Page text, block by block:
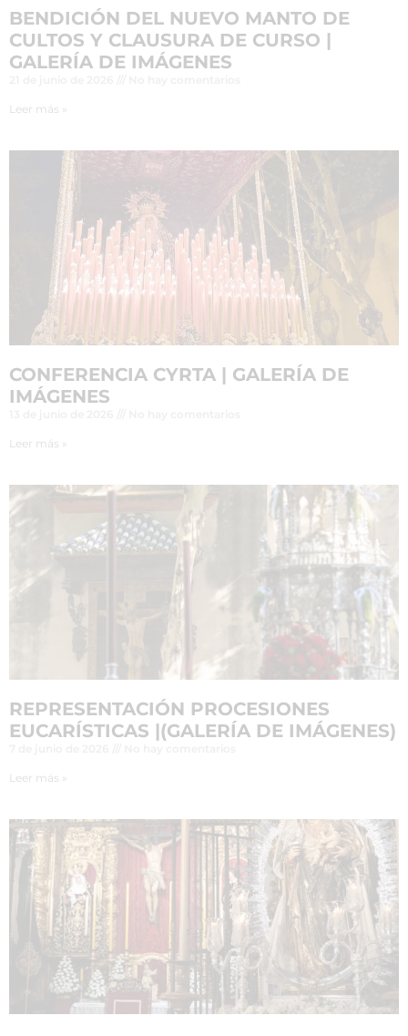
BENDICIÓN DEL NUEVO MANTO DE
CULTOS Y CLAUSURA DE CURSO |
GALERÍA DE IMÁGENES
Leer más »
CONFERENCIA CYRTA | GALERÍA DE
IMÁGENES
Leer más »
REPRESENTACIÓN PROCESIONES
EUCARÍSTICAS |(GALERÍA DE IMÁGENES)
Leer más »